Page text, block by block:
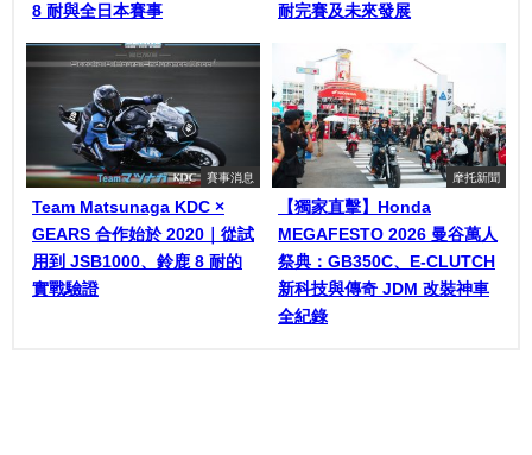
8 耐與全日本賽事
耐完賽及未來發展
賽事消息
Team Matsunaga KDC ×
GEARS 合作始於 2020｜從試
用到 JSB1000、鈴鹿 8 耐的
實戰驗證
摩托新聞
【獨家直擊】Honda
MEGAFESTO 2026 曼谷萬人
祭典：GB350C、E-CLUTCH
新科技與傳奇 JDM 改裝神車
全紀錄